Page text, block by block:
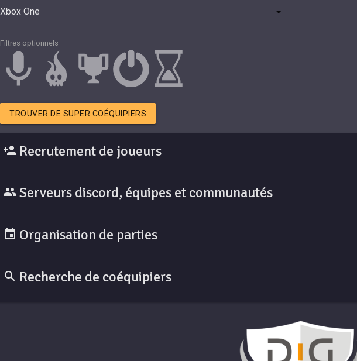
Filtres optionnels
TROUVER DE SUPER COÉQUIPIERS
Recrutement de joueurs
Serveurs discord, équipes et communautés
Organisation de parties
Recherche de coéquipiers